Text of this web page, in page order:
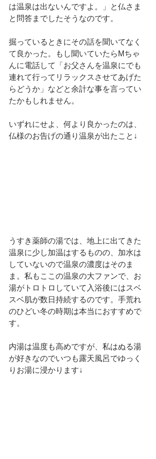
は温泉は出ないんですよ。」と仏さま
と問答までしたそうなのです。
掘っているときにその話を聞いてなく
て良かった。もし聞いていたらMちゃ
んに電話して「お父さんを温泉にでも
連れて行ってリラックスさせてあげた
らどうか」などと余計な事を言ってい
たかもしれません。
いずれにせよ、何より良かったのは、
仏様のお告げの通り温泉が出たこと↓
うすき薬師の湯では、地上に出てきた
温泉に少し加温はするものの、加水は
していないので温泉の濃度はそのま
ま。私もここの温泉の大ファンで、お
湯がトロトロしていて入浴後にはスベ
スベ肌が数日持続するのです。手荒れ
のひどい冬の時期は本当におすすめで
す。
内湯は温度も高めですが、私はぬる湯
が好きなのでいつも露天風呂でゆっく
りお湯に浸かります↓